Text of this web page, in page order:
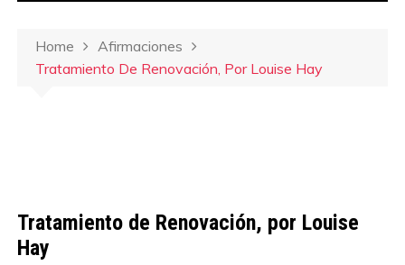
Home
Afirmaciones
Tratamiento De Renovación, Por Louise Hay
Tratamiento de Renovación, por Louise
Hay